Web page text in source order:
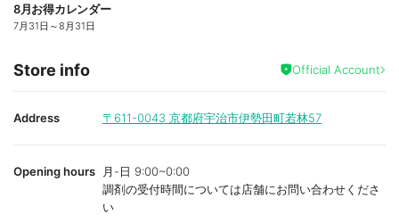
8月お得カレンダー
7月31日 ～8月31日
Store info Official Account
Address 〒611-0043 京都府宇治市伊勢田町若林57
Opening hours
月-日 9:00~0:00
調剤の受付時間については店舗にお問い合わせくださ
い